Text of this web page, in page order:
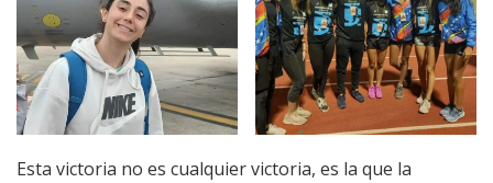
Esta victoria no es cualquier victoria, es la que la